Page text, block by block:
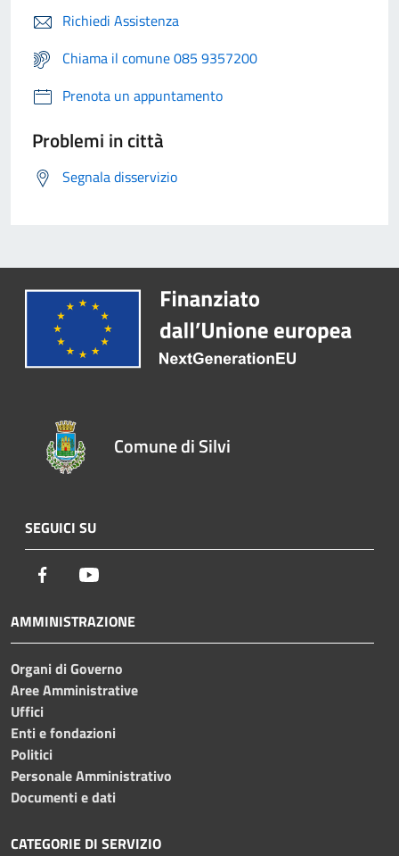
Richiedi Assistenza
Chiama il comune 085 9357200
Prenota un appuntamento
Problemi in città
Segnala disservizio
Comune di Silvi
SEGUICI SU
Facebook
AMMINISTRAZIONE
Organi di Governo
Aree Amministrative
Uffici
Enti e fondazioni
Politici
Personale Amministrativo
Documenti e dati
CATEGORIE DI SERVIZIO